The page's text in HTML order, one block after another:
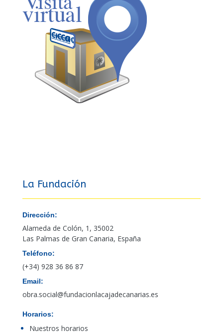
La Fundación
Dirección:
Alameda de Colón, 1, 35002
Las Palmas de Gran Canaria, España
Teléfono:
(+34) 928 36 86 87
Email:
obra.social@fundacionlacajadecanarias.es
Horarios:
Nuestros horarios